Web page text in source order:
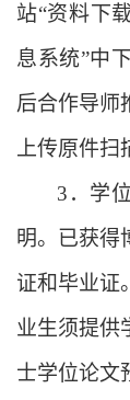
站“资料下
息系统”中
后合作导师
上传原件扫
3．学
明。已获得
证和毕业证
业生须提供
士学位论文